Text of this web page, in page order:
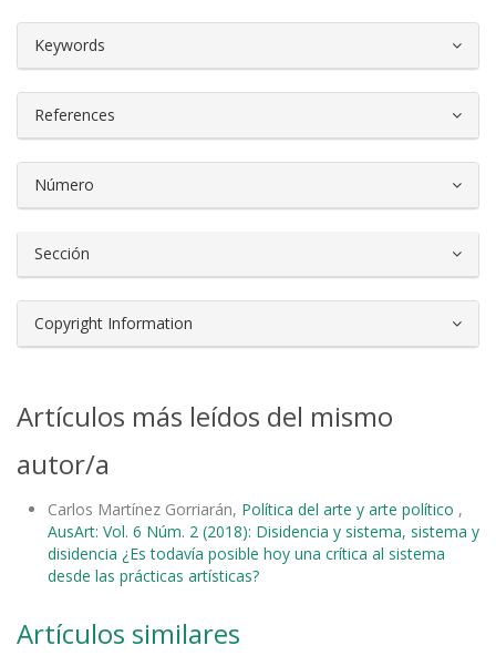
Keywords
References
Número
Sección
Copyright Information
Artículos más leídos del mismo
autor/a
Carlos Martínez Gorriarán, Política del arte y arte político ,
AusArt: Vol. 6 Núm. 2 (2018): Disidencia y sistema, sistema y
disidencia ¿Es todavía posible hoy una crítica al sistema
desde las prácticas artísticas?
Artículos similares